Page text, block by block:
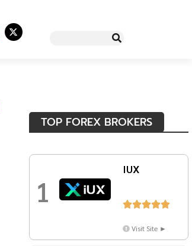
TOP FOREX BROKERS
1
IUX

Visit Site ►